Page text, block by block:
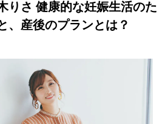
りさ 健康的な妊娠生活のた
、産後のプランとは？